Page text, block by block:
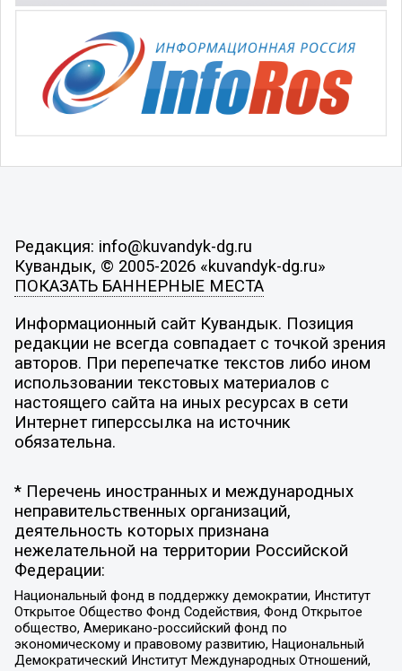
Редакция: info@kuvandyk-dg.ru
Кувандык, © 2005-2026 «kuvandyk-dg.ru»
ПОКАЗАТЬ БАННЕРНЫЕ МЕСТА
Информационный сайт Кувандык. Позиция
редакции не всегда совпадает с точкой зрения
авторов. При перепечатке текстов либо ином
использовании текстовых материалов с
настоящего сайта на иных ресурсах в сети
Интернет гиперссылка на источник
обязательна.
* Перечень иностранных и международных
неправительственных организаций,
деятельность которых признана
нежелательной на территории Российской
Федерации:
Национальный фонд в поддержку демократии, Институт
Открытое Общество Фонд Содействия, Фонд Открытое
общество, Американо-российский фонд по
экономическому и правовому развитию, Национальный
Демократический Институт Международных Отношений,